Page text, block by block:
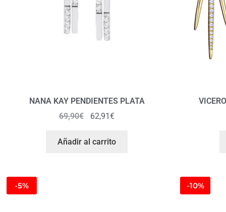
NANA KAY PENDIENTES PLATA
69,90€ 62,91€
Añadir al carrito
-5% -10%